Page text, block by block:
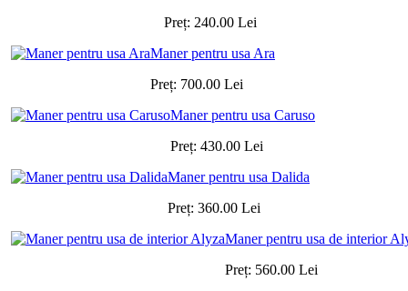
Preț: 240.00 Lei
Maner pentru usa Ara
Preț: 700.00 Lei
Maner pentru usa Caruso
Preț: 430.00 Lei
Maner pentru usa Dalida
Preț: 360.00 Lei
Maner pentru usa de interior
Preț: 560.00 Lei